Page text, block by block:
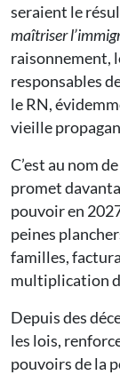
seraient le
maîtriser
raisonnement,
responsables
le RN,
vieille
C’est au nom
promet
pouvoir en
peines
familles,
multiplication
Depuis des
les lois,
pouvoirs de la